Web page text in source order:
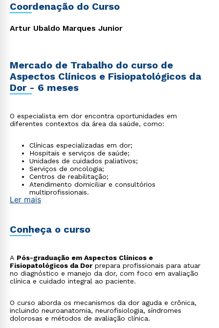
Coordenação do Curso
Artur Ubaldo Marques Junior
Mercado de Trabalho do curso de
Aspectos Clínicos e Fisiopatológicos da
Dor - 6 meses
O especialista em dor encontra oportunidades em
diferentes contextos da área da saúde, como:
Clínicas especializadas em dor;
Hospitais e serviços de saúde;
Unidades de cuidados paliativos;
Serviços de oncologia;
Centros de reabilitação;
Atendimento domiciliar e consultórios
multiprofissionais.
Ler mais
Conheça o curso
A Pós-graduação em Aspectos Clínicos e
Fisiopatológicos da Dor prepara profissionais para atuar
no diagnóstico e manejo da dor, com foco em avaliação
clínica e cuidado integral ao paciente.
O curso aborda os mecanismos da dor aguda e crônica,
incluindo neuroanatomia, neurofisiologia, síndromes
dolorosas e métodos de avaliação clínica.